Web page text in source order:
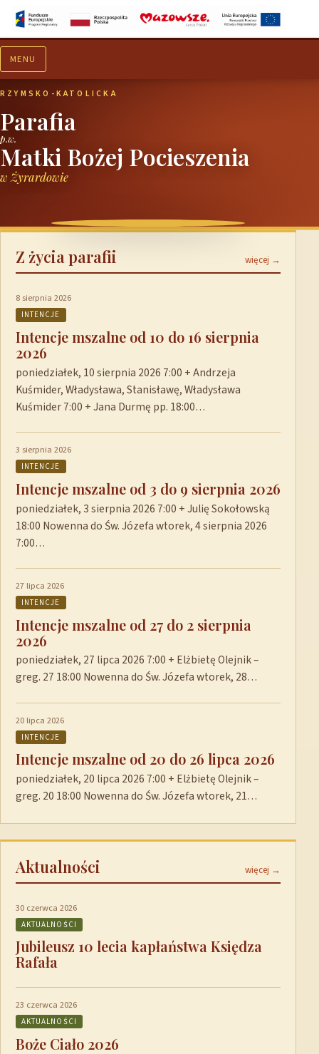
MENU
RZYMSKO-KATOLICKA
Parafia
p.w.
Matki Bożej Pocieszenia
w Żyrardowie
Z życia parafii więcej →
8 sierpnia 2026
INTENCJE
Intencje mszalne od 10 do 16 sierpnia
2026
poniedziałek, 10 sierpnia 2026 7:00 + Andrzeja
Kuśmider, Władysława, Stanisławę, Władysława
Kuśmider 7:00 + Jana Durmę pp. 18:00…
3 sierpnia 2026
INTENCJE
Intencje mszalne od 3 do 9 sierpnia 2026
poniedziałek, 3 sierpnia 2026 7:00 + Julię Sokołowską
18:00 Nowenna do Św. Józefa wtorek, 4 sierpnia 2026
7:00…
27 lipca 2026
INTENCJE
Intencje mszalne od 27 do 2 sierpnia
2026
poniedziałek, 27 lipca 2026 7:00 + Elżbietę Olejnik –
greg. 27 18:00 Nowenna do Św. Józefa wtorek, 28…
20 lipca 2026
INTENCJE
Intencje mszalne od 20 do 26 lipca 2026
poniedziałek, 20 lipca 2026 7:00 + Elżbietę Olejnik –
greg. 20 18:00 Nowenna do Św. Józefa wtorek, 21…
Aktualności więcej →
30 czerwca 2026
AKTUALNOŚCI
Jubileusz 10 lecia kapłaństwa Księdza
Rafała
23 czerwca 2026
AKTUALNOŚCI
Boże Ciało 2026